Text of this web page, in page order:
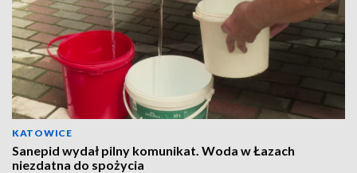
KATOWICE
Sanepid wydał pilny komunikat. Woda w Łazach
niezdatna do spożycia